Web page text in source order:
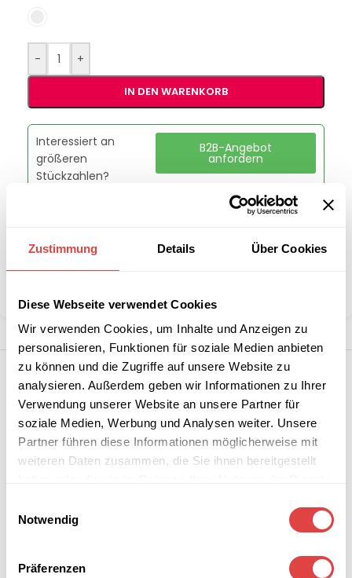
Zustimmung Details Über Cookies
Diese Webseite verwendet Cookies
Wir verwenden Cookies, um Inhalte und Anzeigen zu
personalisieren, Funktionen für soziale Medien anbieten
zu können und die Zugriffe auf unsere Website zu
analysieren. Außerdem geben wir Informationen zu Ihrer
Verwendung unserer Website an unsere Partner für
soziale Medien, Werbung und Analysen weiter. Unsere
Partner führen diese Informationen möglicherweise mit
weiteren Daten zusammen, die Sie ihnen bereitgestellt
Notwendig
Präferenzen
- +
IN DEN WARENKORB
Interessiert an
größeren
Stückzahlen?
B2B-Angebot
anfordern
Kategorie: Tische
Marke:Gastro Uzal